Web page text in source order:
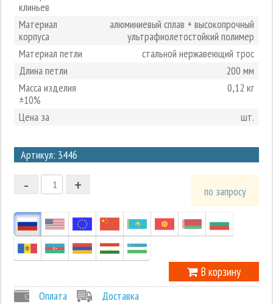
клиньев
Материал
корпуса
алюминиевый сплав + высокопрочный
ультрафиолетостойкий полимер
Материал петли
стальной нержавеющий трос
Длина петли
200 мм
Масса изделия
±10%
0,12 кг
Цена за шт.
Артикул: 3446
2
1
-1
+
- по запросу
В корзину
Оплата
Доставка